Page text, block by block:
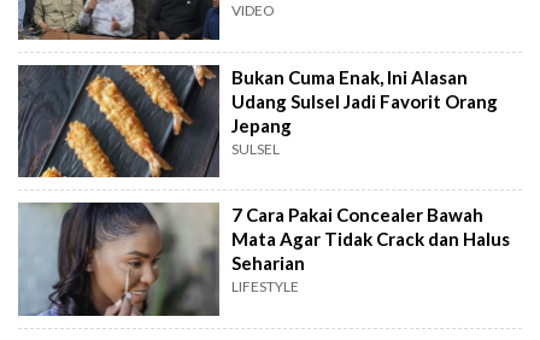
VIDEO
Bukan Cuma Enak, Ini Alasan
Udang Sulsel Jadi Favorit Orang
Jepang
SULSEL
7 Cara Pakai Concealer Bawah
Mata Agar Tidak Crack dan Halus
Seharian
LIFESTYLE